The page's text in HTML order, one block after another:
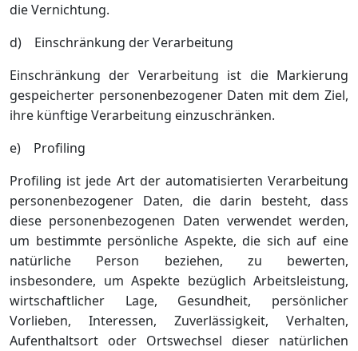
die Vernichtung.
d) Einschränkung der Verarbeitung
Einschränkung der Verarbeitung ist die Markierung
gespeicherter personenbezogener Daten mit dem Ziel,
ihre künftige Verarbeitung einzuschränken.
e) Profiling
Profiling ist jede Art der automatisierten Verarbeitung
personenbezogener Daten, die darin besteht, dass
diese personenbezogenen Daten verwendet werden,
um bestimmte persönliche Aspekte, die sich auf eine
natürliche Person beziehen, zu bewerten,
insbesondere, um Aspekte bezüglich Arbeitsleistung,
wirtschaftlicher Lage, Gesundheit, persönlicher
Vorlieben, Interessen, Zuverlässigkeit, Verhalten,
Aufenthaltsort oder Ortswechsel dieser natürlichen